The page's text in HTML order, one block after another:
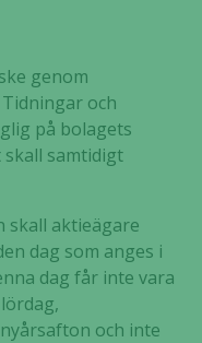
genom
och
på bolagets
samtidigt
skall aktieägare
dag som anges i
dag får inte vara
och inte